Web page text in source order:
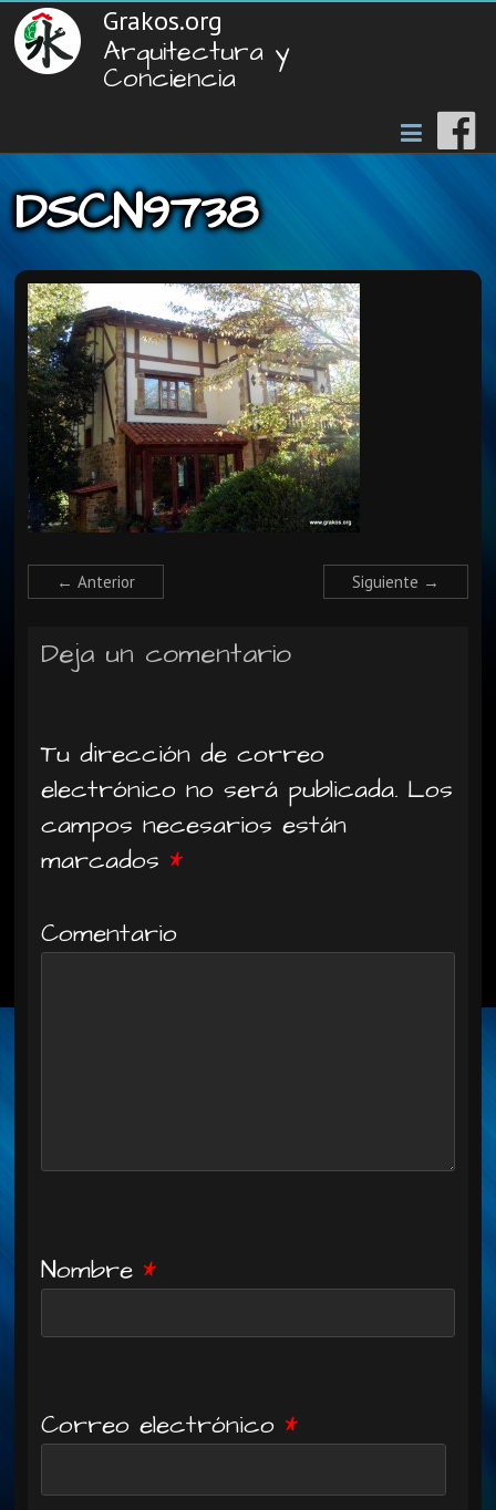
Grakos.org
Arquitectura y
Conciencia
DSCN9738
← Anterior Siguiente →
Deja un comentario
Tu dirección de correo
electrónico no será publicada. Los
campos necesarios están
marcados *
Comentario
Nombre *
Correo electrónico *